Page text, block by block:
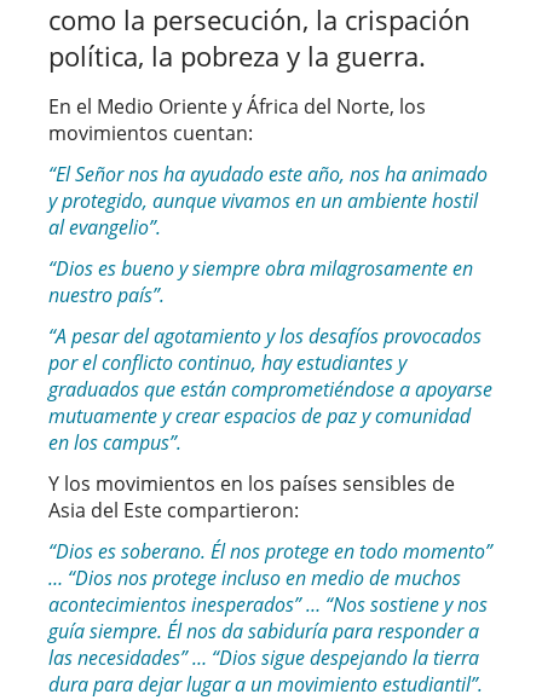
como la persecución, la crispación
política, la pobreza y la guerra.
En el Medio Oriente y África del Norte, los
movimientos cuentan:
“El Señor nos ha ayudado este año, nos ha animado
y protegido, aunque vivamos en un ambiente hostil
al evangelio”.
“Dios es bueno y siempre obra milagrosamente en
nuestro país”.
“A pesar del agotamiento y los desafíos provocados
por el conflicto continuo, hay estudiantes y
graduados que están comprometiéndose a apoyarse
mutuamente y crear espacios de paz y comunidad
en los campus”.
Y los movimientos en los países sensibles de
Asia del Este compartieron:
“Dios es soberano. Él nos protege en todo momento”
… “Dios nos protege incluso en medio de muchos
acontecimientos inesperados” … “Nos sostiene y nos
guía siempre. Él nos da sabiduría para responder a
las necesidades” … “Dios sigue despejando la tierra
dura para dejar lugar a un movimiento estudiantil”.